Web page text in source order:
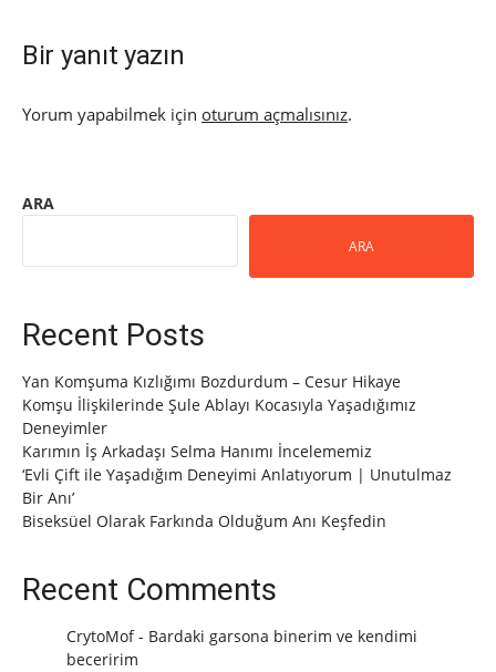
Bir yanıt yazın
Yorum yapabilmek için oturum açmalısınız.
ARA
ARA
Recent Posts
Yan Komşuma Kızlığımı Bozdurdum – Cesur Hikaye
Komşu İlişkilerinde Şule Ablayı Kocasıyla Yaşadığımız
Deneyimler
Karımın İş Arkadaşı Selma Hanımı İncelememiz
‘Evli Çift ile Yaşadığım Deneyimi Anlatıyorum | Unutulmaz
Bir Anı’
Biseksüel Olarak Farkında Olduğum Anı Keşfedin
Recent Comments
CrytoMof- Bardaki garsona binerim ve kendimi
beceririm